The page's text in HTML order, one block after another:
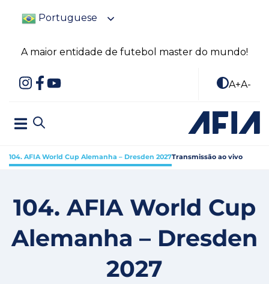
Portuguese
A maior entidade de futebol master do mundo!
A+A-
104. AFIA World Cup Alemanha – Dresden 2027Transmissão ao vivo
104. AFIA World Cup
Alemanha – Dresden
2027